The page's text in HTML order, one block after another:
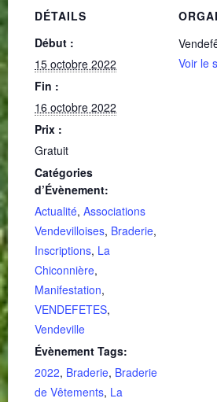
DÉTAILS
Début :
15 octobre 2022
Fin :
16 octobre 2022
Prix :
Gratuit
Catégories
d’Évènement:
Actualité,Associations
Vendevilloises, Braderie,
Inscriptions, La
Chiconnière,
Manifestation,
VENDEFETES,
Vendeville
Évènement Tags:
2022, Braderie, Braderie
de Vêtements, La
Voir le